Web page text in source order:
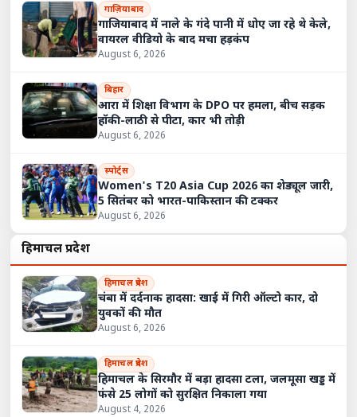
गाज़ियाबाद
गाजियाबाद में नाले के गंदे पानी में धोए जा रहे थे केले,
वायरल वीडियो के बाद मचा हड़कंप
August 6, 2026
बिहार
आरा में शिक्षा विभाग के DPO पर हमला, बीच सड़क
हॉकी-लाठी से पीटा, कार भी तोड़ी
August 6, 2026
स्पोर्ट्स
Women's T20 Asia Cup 2026 का शेड्यूल जारी,
5 सितंबर को भारत-पाकिस्तान की टक्कर
August 6, 2026
हिमाचल प्रदेश
हिमाचल प्रदेश
चंबा में दर्दनाक हादसा: खाई में गिरी ऑल्टो कार, दो
युवकों की मौत
August 6, 2026
हिमाचल प्रदेश
हिमाचल के सिरमौर में बड़ा हादसा टला, जलमूसा खड्ड में
फंसे 25 लोगों को सुरक्षित निकाला गया
August 4, 2026